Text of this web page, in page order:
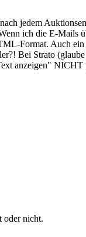
jedem
ich die E-
Format. Auch
Bei Strato
anzeigen"
oder nicht.